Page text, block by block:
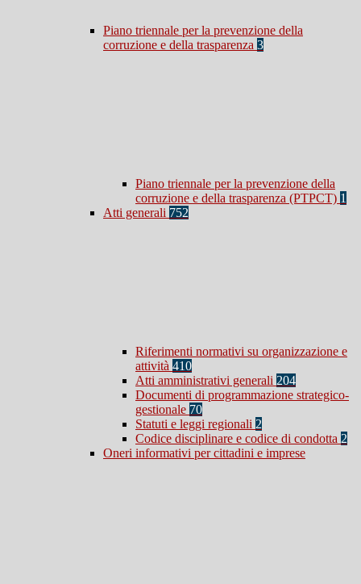
Piano triennale per la prevenzione della
corruzione e della trasparenza 3
Piano triennale per la prevenzione della
corruzione e della trasparenza (PTPCT) 1
Atti generali 752
Riferimenti normativi su organizzazione e
attività 410
Atti amministrativi generali 204
Documenti di programmazione strategico-
gestionale 70
Statuti e leggi regionali 2
Codice disciplinare e codice di condotta 2
Oneri informativi per cittadini e imprese